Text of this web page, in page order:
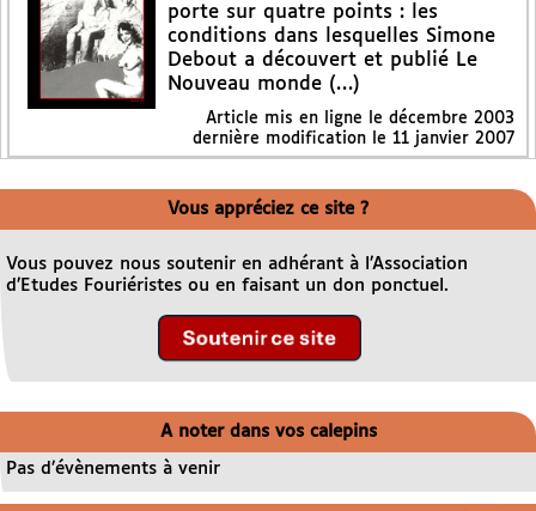
porte sur quatre points : les
conditions dans lesquelles Simone
Debout a découvert et publié Le
Nouveau monde (…)
Article mis en ligne le décembre 2003
dernière modification le 11 janvier 2007
Vous appréciez ce site ?
Vous pouvez nous soutenir en adhérant à l’Association
d’Etudes Fouriéristes ou en faisant un don ponctuel.
A noter dans vos calepins
Pas d’évènements à venir